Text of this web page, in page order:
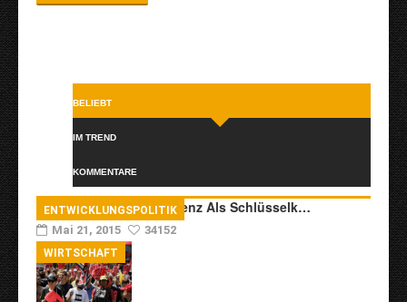
BELIEBT
IM TREND
KOMMENTARE
Transkulturelle Kompetenz Als Schlüsselk…
Mai 21, 2015 34152
ENTWICKLUNGSPOLITIK
WIRTSCHAFT